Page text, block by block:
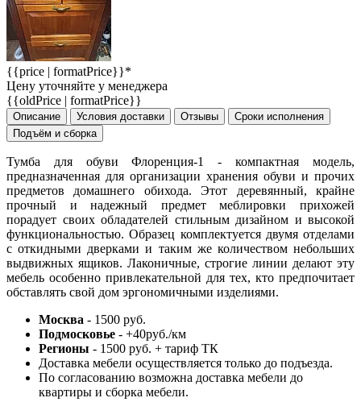
{{price | formatPrice}}*
Цену уточняйте у менеджера
{{oldPrice | formatPrice}}
Описание Условия доставки Отзывы
Сроки исполнения
Подъём и сборка
Тумба для обуви Флоренция-1 - компактная модель,
предназначенная для организации хранения обуви и прочих
предметов домашнего обихода. Этот деревянный, крайне
прочный и надежный предмет меблировки прихожей
порадует своих обладателей стильным дизайном и высокой
функциональностью. Образец комплектуется двумя отделами
с откидными дверками и таким же количеством небольших
выдвижных ящиков. Лаконичные, строгие линии делают эту
мебель особенно привлекательной для тех, кто предпочитает
обставлять свой дом эргономичными изделиями.
Москва - 1500 руб.
Подмосковье - +40руб./км
Регионы - 1500 руб. + тариф ТК
Доставка мебели осуществляется только до подъезда.
По согласованию возможна доставка мебели до
квартиры и сборка мебели.